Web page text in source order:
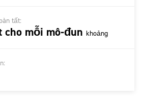
tất:
cho mỗi mô-đun khoảng